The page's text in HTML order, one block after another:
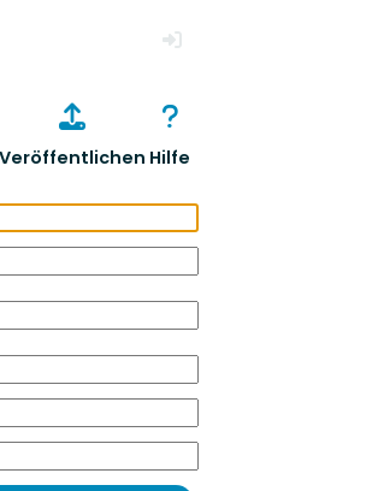
Veröffentlichen Hilfe